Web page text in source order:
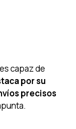
capaz de
por su
precisos